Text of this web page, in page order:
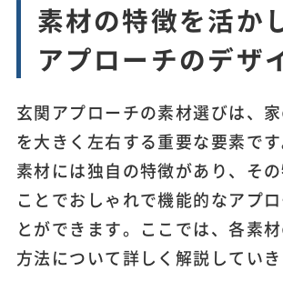
素材の特徴を活か
アプローチのデザ
玄関アプローチの素材選びは、
を大きく左右する重要な要素で
素材には独自の特徴があり、そ
ことでおしゃれで機能的なアプ
とができます。ここでは、各素
方法について詳しく解説していき